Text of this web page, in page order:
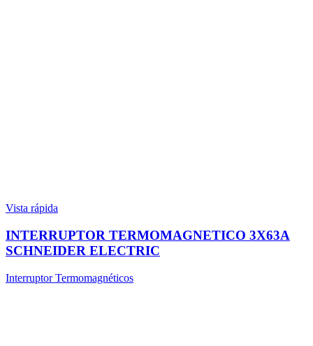
Vista rápida
INTERRUPTOR TERMOMAGNETICO 3X63A
SCHNEIDER ELECTRIC
Interruptor Termomagnéticos